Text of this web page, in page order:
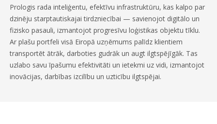
Prologis rada inteliģentu, efektīvu infrastruktūru, kas kalpo par
dzinēju starptautiskajai tirdzniecībai — savienojot digitālo un
fizisko pasauli, izmantojot progresīvu loģistikas objektu tīklu.
Ar plašu portfeli visā Eiropā uzņēmums palīdz klientiem
transportēt ātrāk, darboties gudrāk un augt ilgtspējīgāk. Tas
uzlabo savu īpašumu efektivitāti un ietekmi uz vidi, izmantojot
inovācijas, darbības izcilību un uzticību ilgtspējai.